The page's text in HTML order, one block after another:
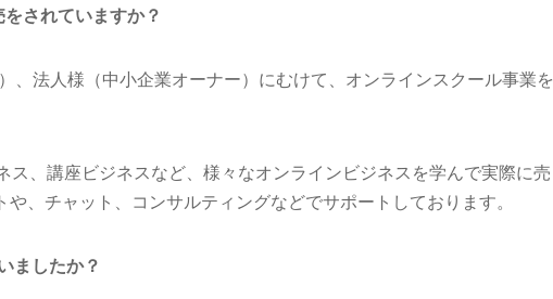
をされていますか？
、法人様（中小企業オーナー）にむけて、オンラインスクール事業を
ス、講座ビジネスなど、様々なオンラインビジネスを学んで実際に売
や、チャット、コンサルティングなどでサポートしております。
ましたか？